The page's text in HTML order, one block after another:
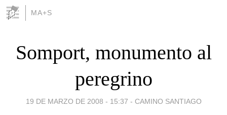
MA+S
Somport, monumento al
peregrino
19 DE MARZO DE 2008 - 15:37 - CAMINO SANTIAGO